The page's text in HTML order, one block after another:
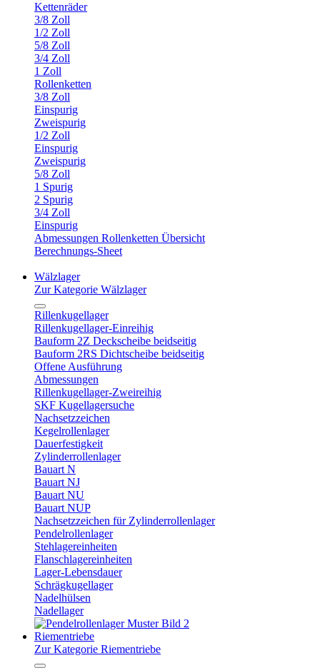
Kettenräder
3/8 Zoll
1/2 Zoll
5/8 Zoll
3/4 Zoll
1 Zoll
Rollenketten
3/8 Zoll
Einspurig
Zweispurig
1/2 Zoll
Einspurig
Zweispurig
5/8 Zoll
1 Spurig
2 Spurig
3/4 Zoll
Einspurig
Abmessungen Rollenketten Übersicht
Berechnungs-Sheet
Wälzlager
Zur Kategorie Wälzlager
Rillenkugellager
Rillenkugellager-Einreihig
Bauform 2Z Deckscheibe beidseitig
Bauform 2RS Dichtscheibe beidseitig
Offene Ausführung
Abmessungen
Rillenkugellager-Zweireihig
SKF Kugellagersuche
Nachsetzzeichen
Kegelrollenlager
Dauerfestigkeit
Zylinderrollenlager
Bauart N
Bauart NJ
Bauart NU
Bauart NUP
Nachsetzzeichen für Zylinderrollenlager
Pendelrollenlager
Stehlagereinheiten
Flanschlagereinheiten
Lager-Lebensdauer
Schrägkugellager
Nadelhülsen
Nadellager
Riementriebe
Zur Kategorie Riementriebe